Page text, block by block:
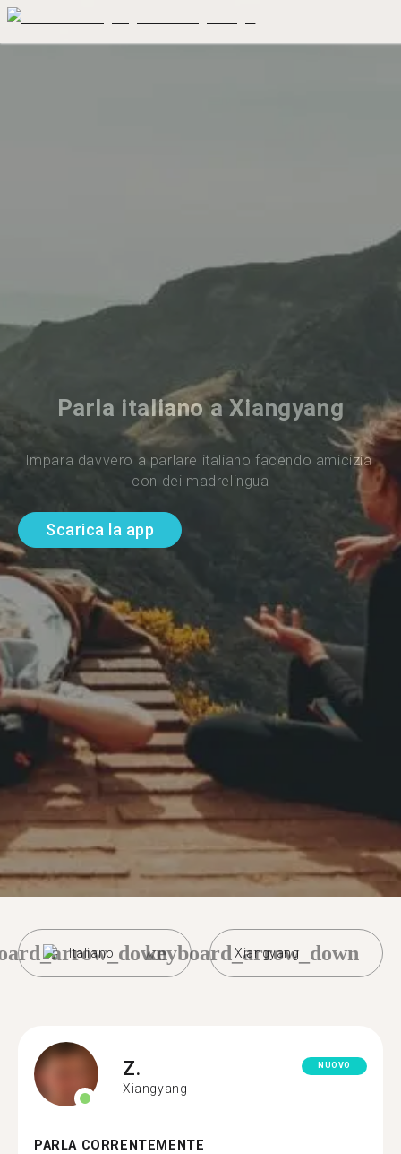
Parla italiano a Xiangyang
Impara davvero a parlare italiano facendo amicizia
con dei madrelingua
Scarica la app
Italiano Xiangyang
keyboard_arrow_down
Z.
Xiangyang
NUOVO
PARLA CORRENTEMENTE